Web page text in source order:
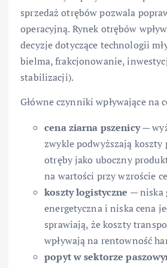
sprzedaż otrębów pozwala
operacyjną. Rynek otrębów
decyzje dotyczące technologii
bielma, frakcjonowanie,
stabilizacji).
Główne czynniki wpływające na
cena ziarna pszenicy—
zwykle podwyższają koszty
otręby jako uboczny
na wartości przy wzroście
koszty logistyczne — niska
energetyczna i niska cena
sprawiają, że koszty
wpływają na rentowność
popyt w sektorze